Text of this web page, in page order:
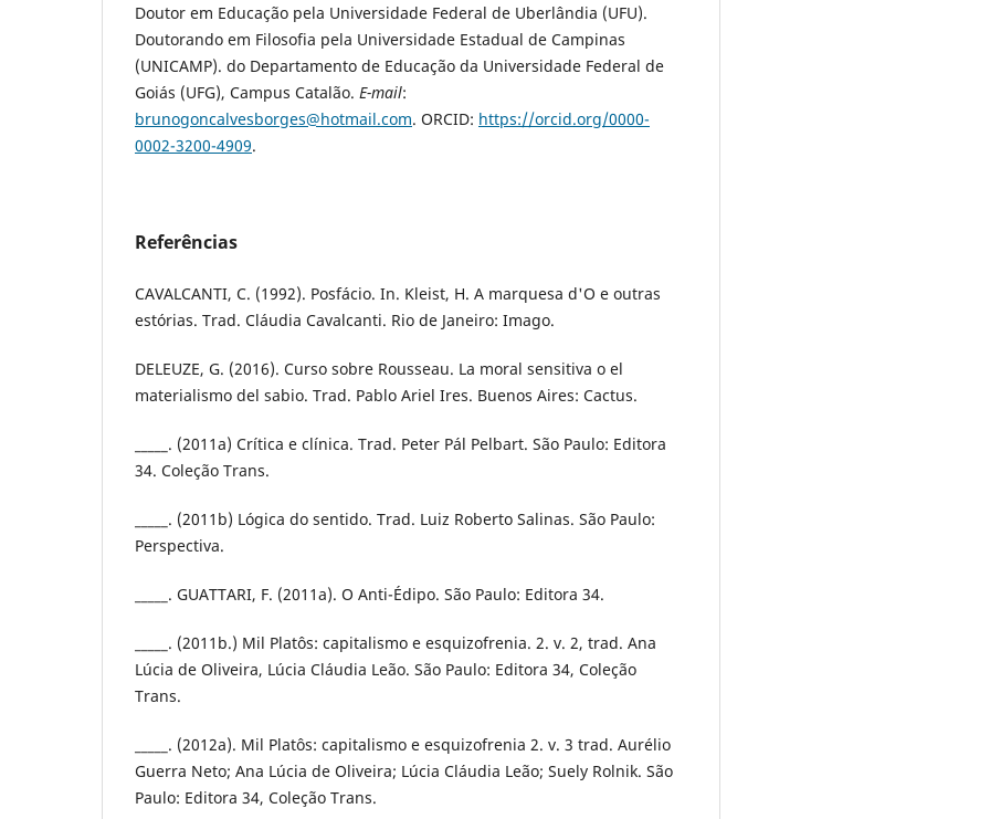
Doutor em Educação pela Universidade Federal de Uberlândia (UFU).
Doutorando em Filosofia pela Universidade Estadual de Campinas
(UNICAMP). do Departamento de Educação da Universidade Federal de
Goiás (UFG), Campus Catalão. E-mail:
brunogoncalvesborges@hotmail.com. ORCID: https://orcid.org/0000-
0002-3200-4909.
Referências
CAVALCANTI, C. (1992). Posfácio. In. Kleist, H. A marquesa d'O e outras
estórias. Trad. Cláudia Cavalcanti. Rio de Janeiro: Imago.
DELEUZE, G. (2016). Curso sobre Rousseau. La moral sensitiva o el
materialismo del sabio. Trad. Pablo Ariel Ires. Buenos Aires: Cactus.
_____. (2011a) Crítica e clínica. Trad. Peter Pál Pelbart. São Paulo: Editora
34. Coleção Trans.
_____. (2011b) Lógica do sentido. Trad. Luiz Roberto Salinas. São Paulo:
Perspectiva.
_____. GUATTARI, F. (2011a). O Anti-Édipo. São Paulo: Editora 34.
_____. (2011b.) Mil Platôs: capitalismo e esquizofrenia. 2. v. 2, trad. Ana
Lúcia de Oliveira, Lúcia Cláudia Leão. São Paulo: Editora 34, Coleção
Trans.
_____. (2012a). Mil Platôs: capitalismo e esquizofrenia 2. v. 3 trad. Aurélio
Guerra Neto; Ana Lúcia de Oliveira; Lúcia Cláudia Leão; Suely Rolnik. São
Paulo: Editora 34, Coleção Trans.